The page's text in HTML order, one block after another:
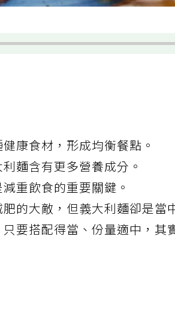
康食材，形成均衡餐點。
麵含有更多營養成分。
重飲食的重要關鍵。
的大敵，但義大利麵卻是當
只要搭配得當、份量適中，其